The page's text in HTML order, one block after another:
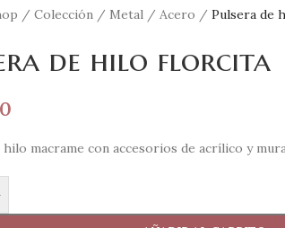
/ Colección/ Metal/ Acero / Pulsera de
de hilo florcita
hilo macrame con accesorios de acrílico y